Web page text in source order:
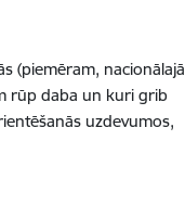
(piemēram, nacionālajā
rūp daba un kuri grib
uzdevumos,